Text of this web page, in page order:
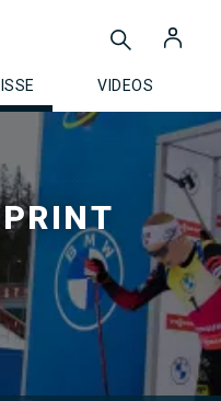
VIDEOS